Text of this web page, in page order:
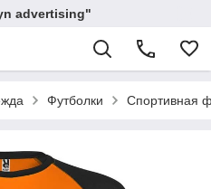
advertising"
Футболки Спортивная